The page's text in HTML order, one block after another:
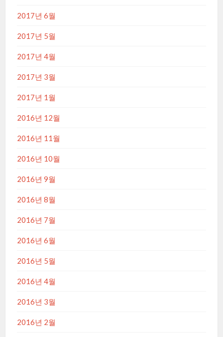
2017년 6월
2017년 5월
2017년 4월
2017년 3월
2017년 1월
2016년 12월
2016년 11월
2016년 10월
2016년 9월
2016년 8월
2016년 7월
2016년 6월
2016년 5월
2016년 4월
2016년 3월
2016년 2월